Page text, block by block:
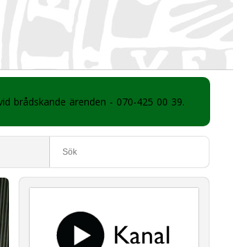
brådskande ärenden - 070-425 00 39.